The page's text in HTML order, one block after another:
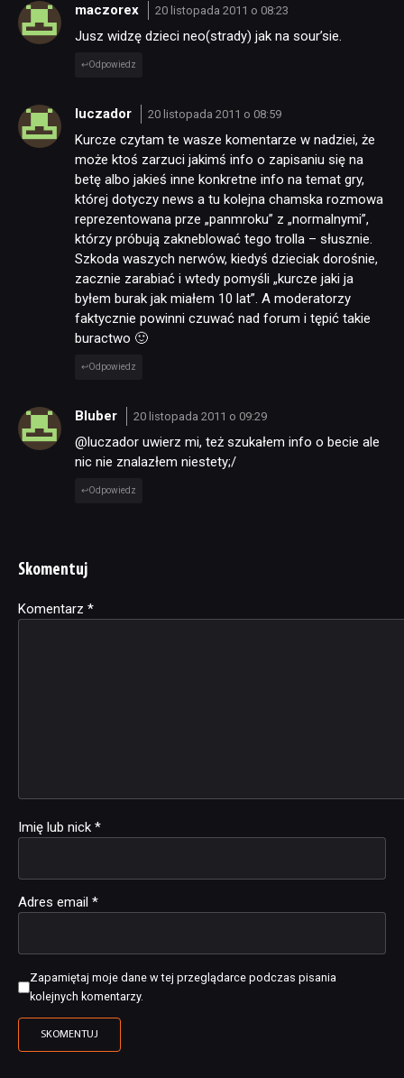
maczorex 20 listopada 2011 o 08:23
Jusz widzę dzieci neo(strady) jak na sour’sie.
Odpowiedz
luczador 20 listopada 2011 o 08:59
Kurcze czytam te wasze komentarze w nadziei, że
może ktoś zarzuci jakimś info o zapisaniu się na
betę albo jakieś inne konkretne info na temat gry,
której dotyczy news a tu kolejna chamska rozmowa
reprezentowana prze „panmroku” z „normalnymi”,
którzy próbują zakneblować tego trolla – słusznie.
Szkoda waszych nerwów, kiedyś dzieciak dorośnie,
zacznie zarabiać i wtedy pomyśli „kurcze jaki ja
byłem burak jak miałem 10 lat”. A moderatorzy
faktycznie powinni czuwać nad forum i tępić takie
buractwo 🙂
Odpowiedz
Bluber 20 listopada 2011 o 09:29
@luczador uwierz mi, też szukałem info o becie ale
nic nie znalazłem niestety;/
Odpowiedz
Skomentuj
Komentarz *
Imię lub nick *
Adres email *
Zapamiętaj moje dane w tej przeglądarce podczas pisania
kolejnych komentarzy.
Alternative: